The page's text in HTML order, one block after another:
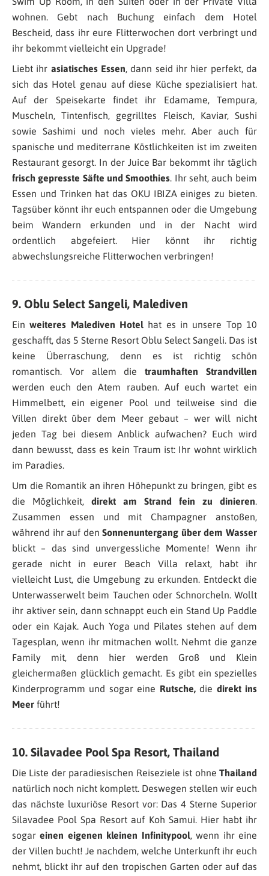
wohnen. Gebt nach Buchung einfach dem Hotel
Bescheid, dass ihr eure Flitterwochen dort verbringt und
ihr bekommt vielleicht ein Upgrade!
Liebt ihr asiatisches Essen, dann seid ihr hier perfekt, da
sich das Hotel genau auf diese Küche spezialisiert hat.
Auf der Speisekarte findet ihr Edamame, Tempura,
Muscheln, Tintenfisch, gegrilltes Fleisch, Kaviar, Sushi
sowie Sashimi und noch vieles mehr. Aber auch für
spanische und mediterrane Köstlichkeiten ist im zweiten
Restaurant gesorgt. In der Juice Bar bekommt ihr täglich
frisch gepresste Säfte und Smoothies. Ihr seht, auch beim
Essen und Trinken hat das OKU IBIZA einiges zu bieten.
Tagsüber könnt ihr euch entspannen oder die Umgebung
beim Wandern erkunden und in der Nacht wird
ordentlich abgefeiert. Hier könnt ihr richtig
abwechslungsreiche Flitterwochen verbringen!
9. Oblu Select Sangeli, Malediven
Einweiteres Malediven Hotel hat es in unsere Top 10
geschafft, das 5 Sterne Resort Oblu Select Sangeli. Das ist
keine Überraschung, denn es ist richtig schön
romantisch. Vor allem dietraumhaften Strandvillen
werden euch den Atem rauben. Auf euch wartet ein
Himmelbett, ein eigener Pool und teilweise sind die
Villen direkt über dem Meer gebaut – wer will nicht
jeden Tag bei diesem Anblick aufwachen? Euch wird
dann bewusst, dass es kein Traum ist: Ihr wohnt wirklich
im Paradies.
Um die Romantik an ihren Höhepunkt zu bringen, gibt es
die Möglichkeit, direkt am Strand fein zu dinieren.
Zusammen essen und mit Champagner anstoßen,
während ihr auf denSonnenuntergang über dem Wasser
blickt – das sind unvergessliche Momente! Wenn ihr
gerade nicht in eurer Beach Villa relaxt, habt ihr
vielleicht Lust, die Umgebung zu erkunden. Entdeckt die
Unterwasserwelt beim Tauchen oder Schnorcheln. Wollt
ihr aktiver sein, dann schnappt euch ein Stand Up Paddle
oder ein Kajak. Auch Yoga und Pilates stehen auf dem
Tagesplan, wenn ihr mitmachen wollt. Nehmt die ganze
Family mit, denn hier werden Groß und Klein
gleichermaßen glücklich gemacht. Es gibt ein spezielles
Kinderprogramm und sogar eine Rutsche,die direkt ins
Meer führt!
10. Silavadee Pool Spa Resort, Thailand
Die Liste der paradiesischen Reiseziele ist ohne Thailand
natürlich noch nicht komplett. Deswegen stellen wir euch
das nächste luxuriöse Resort vor: Das 4 Sterne Superior
Silavadee Pool Spa Resort auf Koh Samui. Hier habt ihr
sogareinen eigenen kleinen Infinitypool, wenn ihr eine
der Villen bucht! Je nachdem, welche Unterkunft ihr euch
nehmt, blickt ihr auf den tropischen Garten oder auf das